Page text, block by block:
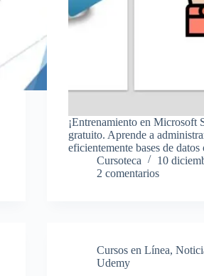
¡Entrenamiento en Microsoft
gratuito. Aprende a
eficientemente bases de
Cursoteca
10
2 comentarios
Cursos en Línea,
Udemy